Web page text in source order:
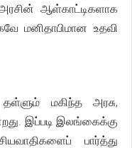
ஆள்காட்டிகளாக
மனிதாபிமான உதவி
மகிந்த அரசு,
இப்படி இலங்கைக்கு
பார்த்து